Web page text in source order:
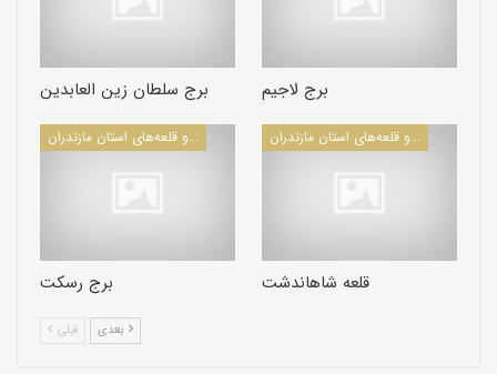
برج سلطان زین العابدین برج لاجیم
كاروانسراها و قلعه‌های استان مازندران
برج رسکت
كاروانسراها و قلعه‌های استان مازندران
قلعه شاهاندشت
قبلی